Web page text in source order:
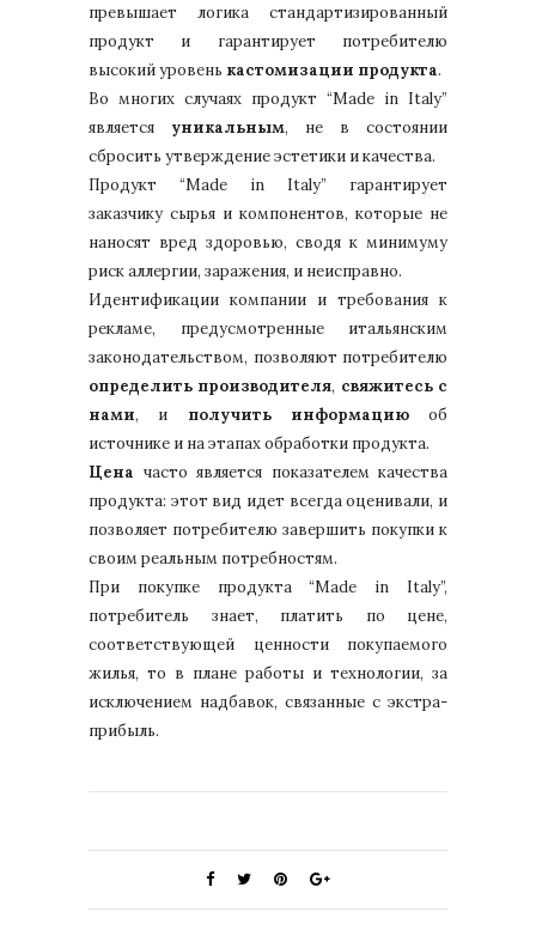
превышает логика стандартизированный
продукт и гарантирует потребителю
высокий уровень кастомизации продукта.
Во многих случаях продукт “Made in Italy”
является уникальным, не в состоянии
сбросить утверждение эстетики и качества.
Продукт “Made in Italy” гарантирует
заказчику сырья и компонентов, которые не
наносят вред здоровью, сводя к минимуму
риск аллергии, заражения, и неисправно.
Идентификации компании и требования к
рекламе, предусмотренные итальянским
законодательством, позволяют потребителю
определить производителя, свяжитесь с
нами, и получить информациюоб
источнике и на этапах обработки продукта.
Цена часто является показателем качества
продукта: этот вид идет всегда оценивали, и
позволяет потребителю завершить покупки к
своим реальным потребностям.
При покупке продукта “Made in Italy”,
потребитель знает, платить по цене,
соответствующей ценности покупаемого
жилья, то в плане работы и технологии, за
исключением надбавок, связанные с экстра-
прибыль.